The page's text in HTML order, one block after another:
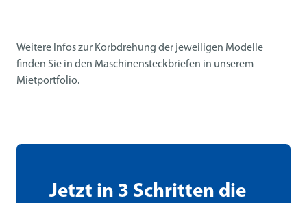
Weitere Infos zur Korbdrehung der jeweiligen Modelle
finden Sie in den Maschinensteckbriefen in unserem
Mietportfolio.
Jetzt in 3 Schritten die